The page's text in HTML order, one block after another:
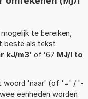
te bereiken,
beste als tekst
kJ/m3' of '67 MJ/l to
woord 'naar' (of '=' / '-
eenheden worden